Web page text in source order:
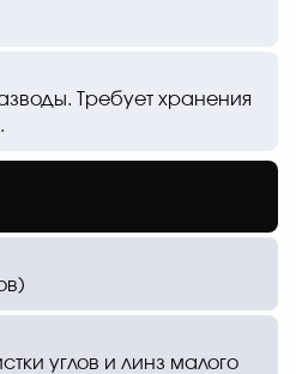
Требует хранения
углов и линз малого